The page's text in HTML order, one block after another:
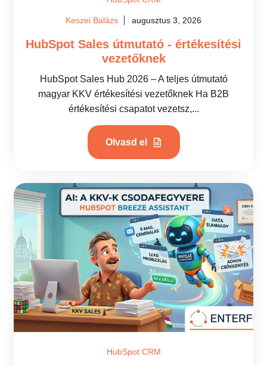
Keszei Balázs augusztus 3, 2026
HubSpot Sales útmutató - értékesítési
vezetőknek
HubSpot Sales Hub 2026 – A teljes útmutató
magyar KKV értékesítési vezetőknek Ha B2B
értékesítési csapatot vezetsz,...
Olvasd el
HubSpot CRM